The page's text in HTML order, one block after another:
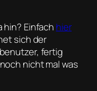
hin? Einfach hier
sich der
fertig
nicht mal was